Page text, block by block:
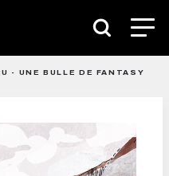
- UNE BULLE DE FANTASY